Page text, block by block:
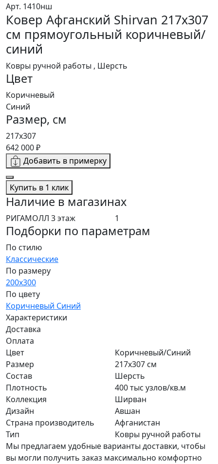
Арт. 1410нш
Ковер Афганский Shirvan 217x307
см прямоугольный коричневый/
синий
Ковры ручной работы , Шерсть
Цвет
Коричневый
Синий
Размер, см
217x307
642 000 ₽
Добавить в примерку
Купить в 1 клик
Наличие в магазинах
РИГАМОЛЛ 3 этаж 1
Подборки по параметрам
По стилю
Классические
По размеру
200x300
По цвету
Коричневый Синий
Характеристики
Доставка
Оплата
Цвет
Коричневый/Синий
Размер
217x307 см
Состав
Шерсть
Плотность
400 тыс узлов/кв.м
Коллекция
Ширван
Дизайн
Авшан
Страна производитель
Афганистан
Тип
Ковры ручной работы
Мы предлагаем удобные варианты доставки, чтобы
вы могли получить заказ максимально комфортно